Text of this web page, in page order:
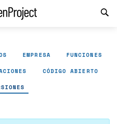
EMPRESA FUNCIONES
CÓDIGO ABIERTO